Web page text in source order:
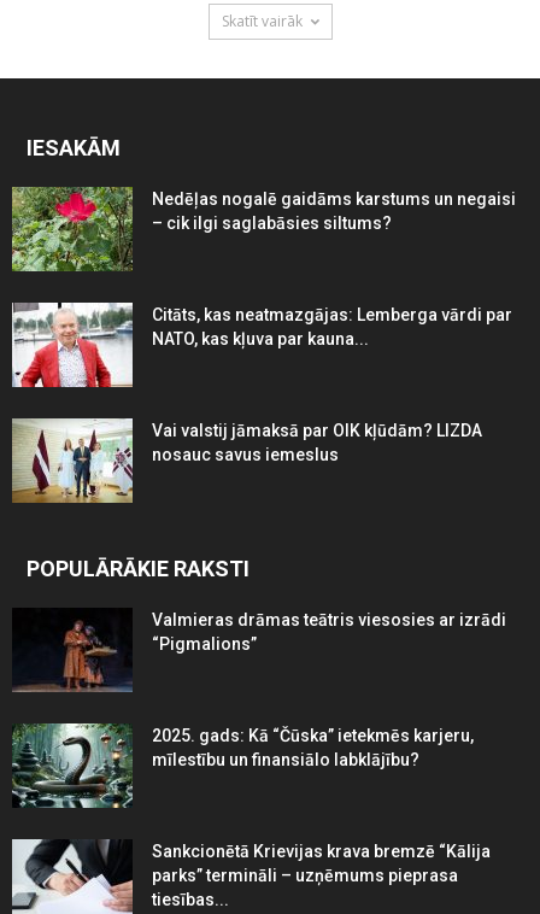
Skatīt vairāk
IESAKĀM
Nedēļas nogalē gaidāms karstums un negaisi
– cik ilgi saglabāsies siltums?
Citāts, kas neatmazgājas: Lemberga vārdi par
NATO, kas kļuva par kauna...
Vai valstij jāmaksā par OIK kļūdām? LIZDA
nosauc savus iemeslus
POPULĀRĀKIE RAKSTI
Valmieras drāmas teātris viesosies ar izrādi
“Pigmalions”
2025. gads: Kā “Čūska” ietekmēs karjeru,
mīlestību un finansiālo labklājību?
Sankcionētā Krievijas krava bremzē “Kālija
parks” termināli – uzņēmums pieprasa
tiesības...